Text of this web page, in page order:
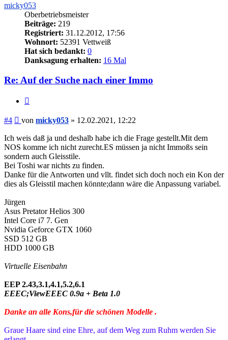
micky053
Oberbetriebsmeister
Beiträge: 219
Registriert: 31.12.2012, 17:56
Wohnort: 52391 Vettweiß
Hat sich bedankt: 0
Danksagung erhalten: 16 Mal
Re: Auf der Suche nach einer Immo
#4 Beitrag
von micky053 » 12.02.2021, 12:22
Ich weis daß ja und deshalb habe ich die Frage gestellt.Mit dem
NOS komme ich nicht zurecht.ES müssen ja nicht Immoßs sein
sondern auch Gleisstile.
Bei Toshi war nichts zu finden.
Danke für die Antworten und vllt. findet sich doch noch ein Kon der
dies als Gleisstil machen könnte;dann wäre die Anpassung variabel.
Jürgen
Asus Pretator Helios 300
Intel Core i7 7. Gen
Nvidia Geforce GTX 1060
SSD 512 GB
HDD 1000 GB
Virtuelle Eisenbahn
EEP 2.43,3.1,4.1,5.2,6.1
EEEC;ViewEEEC 0.9a + Beta 1.0
Danke an alle Kons,für die schönen Modelle .
Graue Haare sind eine Ehre, auf dem Weg zum Ruhm werden Sie